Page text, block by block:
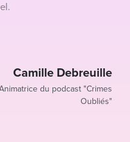
Camille Debreuille
du podcast "Crimes
Oubliés"